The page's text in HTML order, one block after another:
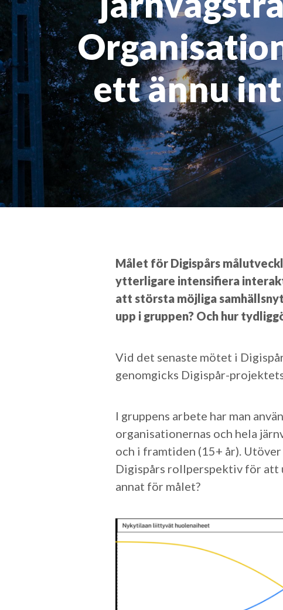
ett ännu
Målet för Digispårs
ytterligare intensifiera
att största möjliga
upp i gruppen? Och hur
Vid det senaste mötet i
genomgicks Digispår-
I gruppens arbete har man
organisationernas och hela
och i framtiden (15+ år).
Digispårs rollperspektiv för att
annat för målet?